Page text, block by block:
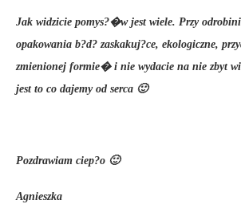
Jak widzicie pomys?�w jest wiele. Przy
opakowania b?d? zaskakuj?ce, ekologiczne,
zmienionej formie� i nie wydacie na nie zbyt
jest to co dajemy od serca 🙂
Pozdrawiam ciep?o 🙂
Agnieszka